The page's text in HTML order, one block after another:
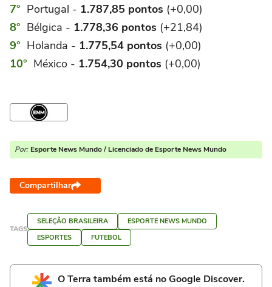
Portugal - 1.787,85 pontos (+0,00)
Bélgica - 1.778,36 pontos (+21,84)
Holanda - 1.775,54 pontos (+0,00)
México - 1.754,30 pontos (+0,00)
Por: Esporte News Mundo / Licenciado de Esporte News Mundo
Compartilhar
TAGS
SELEÇÃO BRASILEIRA
ESPORTE NEWS MUNDO
ESPORTES
FUTEBOL
O Terra também está no Google Discover.